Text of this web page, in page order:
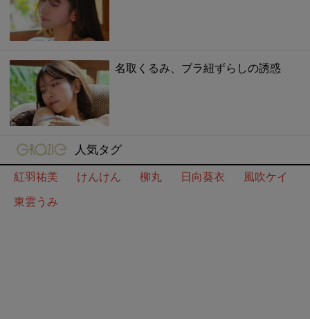
名取くるみ、ブラ紐ずらしの誘惑
gravure-grazie
人気タグ
紅羽祐美
けんけん 柳丸 日向葵衣
風吹ケイ
東雲うみ